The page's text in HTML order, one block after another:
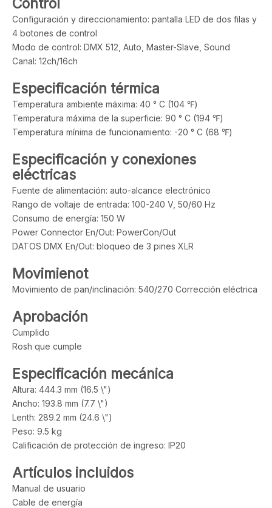
Control
Configuración y direccionamiento: pantalla LED de dos filas y
4 botones de control
Modo de control: DMX 512, Auto, Master-Slave, Sound
Canal: 12ch/16ch
Especificación térmica
Temperatura ambiente máxima: 40 ° C (104 ℉)
Temperatura máxima de la superficie: 90 ° C (194 ℉)
Temperatura mínima de funcionamiento: -20 ° C (68 ℉)
Especificación y conexiones
eléctricas
Fuente de alimentación: auto-alcance electrónico
Rango de voltaje de entrada: 100-240 V, 50/60 Hz
Consumo de energía: 150 W
Power Connector En/Out: PowerCon/Out
DATOS DMX En/Out: bloqueo de 3 pines XLR
Movimienot
Movimiento de pan/inclinación: 540/270 Corrección eléctrica
Aprobación
Cumplido
Rosh que cumple
Especificación mecánica
Altura: 444.3 mm (16.5 \")
Ancho: 193.8 mm (7.7 \")
Lenth: 289.2 mm (24.6 \")
Peso: 9.5 kg
Calificación de protección de ingreso: IP20
Artículos incluidos
Manual de usuario
Cable de energía